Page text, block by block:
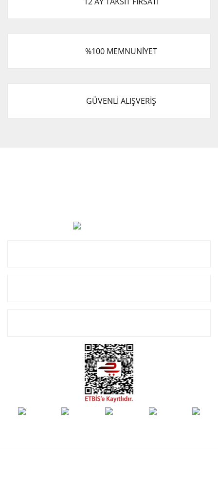
%100 MEMNUNİYET
GÜVENLİ ALIŞVERİŞ